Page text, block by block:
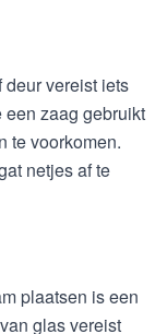
vereist iets
een zaag gebruikt
te voorkomen.
netjes af te
plaatsen is een
glas vereist